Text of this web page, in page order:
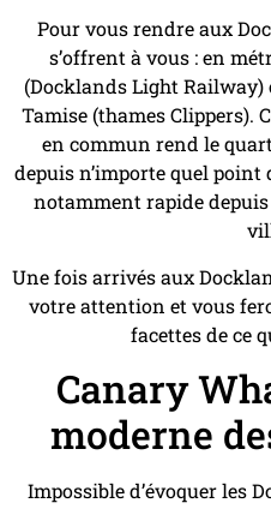
Pour vous rendre aux
s’offrent à vous : en
(Docklands Light Railway)
Tamise (thames Clippers).
en commun rend le
depuis n’importe quel point
notamment rapide
Une fois arrivés aux
votre attention et vous
facettes de ce
Canary
moderne
Impossible d’évoquer les